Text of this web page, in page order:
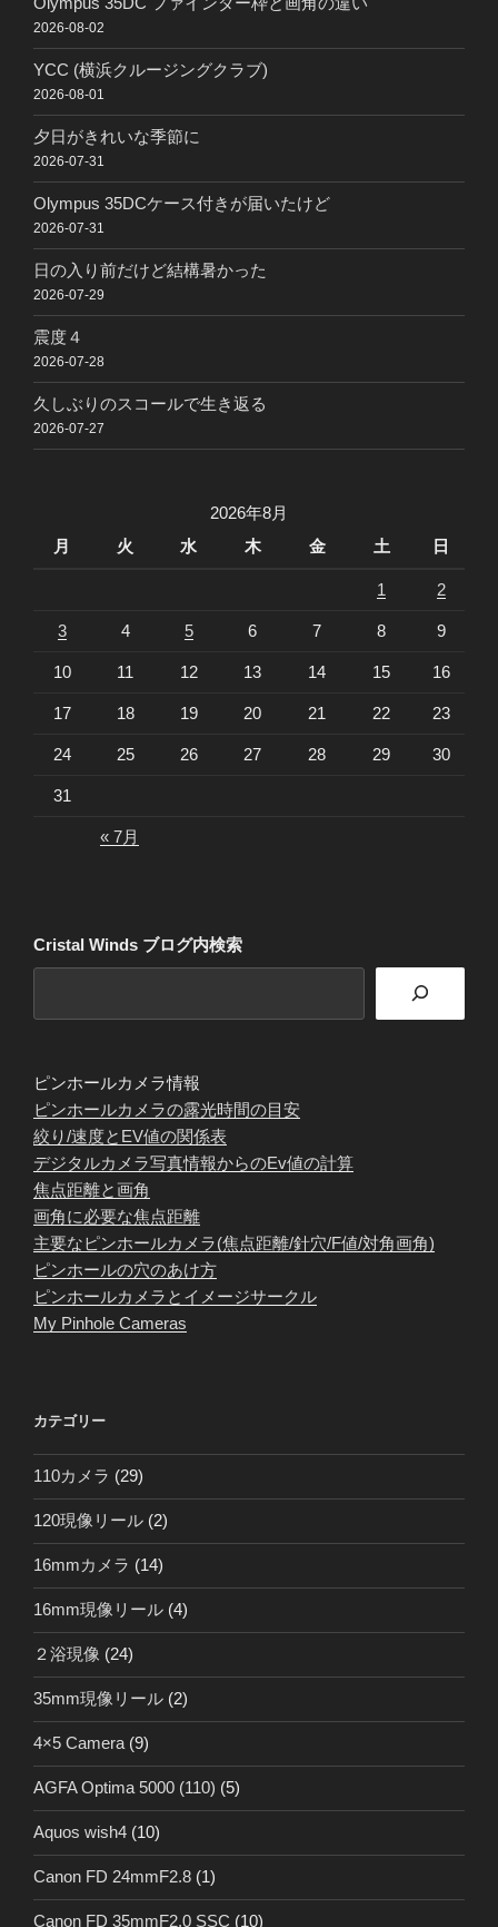
2026-08-02
YCC (横浜クルージングクラブ)
2026-08-01
夕日がきれいな季節に
2026-07-31
Olympus 35DCケース付きが届いたけど
2026-07-31
日の入り前だけど結構暑かった
2026-07-29
震度４
2026-07-28
久しぶりのスコールで生き返る
2026-07-27
2026年8月
月
火 水 木 金 土 日
1 2
3 4 5 6 7 8 9
10 11 12 13 14 15 16
17 18 19 20 21 22 23
24 25 26 27 28 29 30
31
« 7月
Cristal Winds ブログ内検索
ピンホールカメラ情報
ピンホールカメラの露光時間の目安
絞り/速度とEV値の関係表
デジタルカメラ写真情報からのEv値の計算
焦点距離と画角
画角に必要な焦点距離
主要なピンホールカメラ(焦点距離/針穴/F値/対角画角)
ピンホールの穴のあけ方
ピンホールカメラとイメージサークル
My Pinhole Cameras
カテゴリー
110カメラ (29)
120現像リール (2)
16mmカメラ (14)
16mm現像リール (4)
２浴現像 (24)
35mm現像リール (2)
4×5 Camera (9)
AGFA Optima 5000 (110) (5)
Aquos wish4 (10)
Canon FD 24mmF2.8 (1)
Canon FD 35mmF2.0 SSC (10)